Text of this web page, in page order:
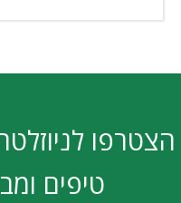
הצטרפו
טיפים